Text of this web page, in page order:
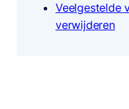
Veelgestelde
verwijderen